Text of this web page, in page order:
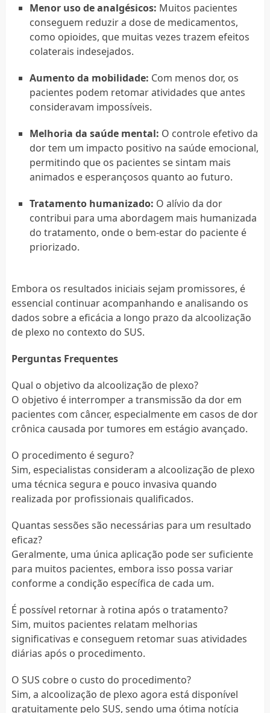
Menor uso de analgésicos: Muitos pacientes
conseguem reduzir a dose de medicamentos,
como opioides, que muitas vezes trazem efeitos
colaterais indesejados.
Aumento da mobilidade: Com menos dor, os
pacientes podem retomar atividades que antes
consideravam impossíveis.
Melhoria da saúde mental: O controle efetivo da
dor tem um impacto positivo na saúde emocional,
permitindo que os pacientes se sintam mais
animados e esperançosos quanto ao futuro.
Tratamento humanizado: O alívio da dor
contribui para uma abordagem mais humanizada
do tratamento, onde o bem-estar do paciente é
priorizado.
Embora os resultados iniciais sejam promissores, é
essencial continuar acompanhando e analisando os
dados sobre a eficácia a longo prazo da alcoolização
de plexo no contexto do SUS.
Perguntas Frequentes
Qual o objetivo da alcoolização de plexo?
O objetivo é interromper a transmissão da dor em
pacientes com câncer, especialmente em casos de dor
crônica causada por tumores em estágio avançado.
O procedimento é seguro?
Sim, especialistas consideram a alcoolização de plexo
uma técnica segura e pouco invasiva quando
realizada por profissionais qualificados.
Quantas sessões são necessárias para um resultado
eficaz?
Geralmente, uma única aplicação pode ser suficiente
para muitos pacientes, embora isso possa variar
conforme a condição específica de cada um.
É possível retornar à rotina após o tratamento?
Sim, muitos pacientes relatam melhorias
significativas e conseguem retomar suas atividades
diárias após o procedimento.
O SUS cobre o custo do procedimento?
Sim, a alcoolização de plexo agora está disponível
gratuitamente pelo SUS, sendo uma ótima notícia